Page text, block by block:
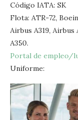
Código IATA: SK
Flota: ATR-72,
Airbus A319, Airbus
A350.
Portal de empleo/
Uniforme: